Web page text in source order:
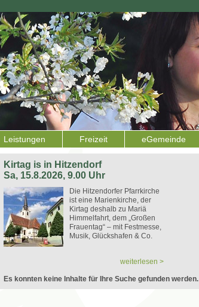
Leistungen Freizeit eGemeinde
Kirtag is in Hitzendorf
Sa, 15.8.2026, 9.00 Uhr
Die Hitzendorfer Pfarrkirche
ist eine Marienkirche, der
Kirtag deshalb zu Mariä
Himmelfahrt, dem „Großen
Frauentag“ – mit Festmesse,
Musik, Glückshafen & Co.
weiterlesen >
Es konnten keine Inhalte für Ihre Suche gefunden werden.